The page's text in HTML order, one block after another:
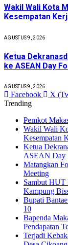
Wakil Wali Kota
Kesempatan
AGUSTUS 9, 2026
Ketua
ke ASEAN Day
AGUSTUS 9, 2026
Facebook X
Trending
Pemkot
Wakil Wali
Kesempatan
Ketua
ASEAN Day
Matangkan
Meeting
Sambut HUT
Kampung
Bupati
10
Bapenda
Pendapatan
Terjadi